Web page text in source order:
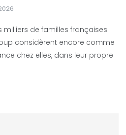
milliers de familles françaises
considèrent encore comme
chez elles, dans leur propre